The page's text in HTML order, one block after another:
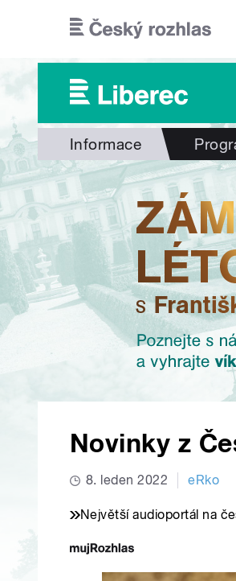
Informace
Novinky z
8. leden 2022 eRko
Největší audioportál na